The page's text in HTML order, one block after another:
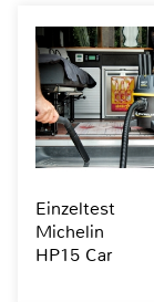
Einzeltest
Michelin
HP15 Car